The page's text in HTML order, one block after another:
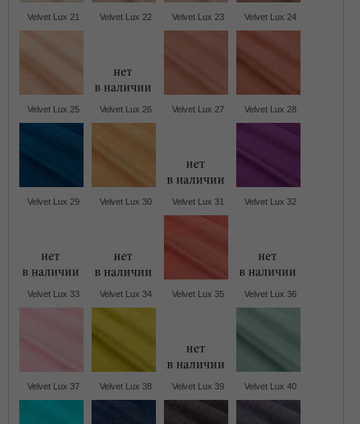
Velvet Lux 21 Velvet Lux 22 Velvet Lux 23 Velvet Lux 24
Velvet Lux 25 Velvet Lux 26 Velvet Lux 27 Velvet Lux 28
Velvet Lux 29 Velvet Lux 30 Velvet Lux 31 Velvet Lux 32
Velvet Lux 33 Velvet Lux 34 Velvet Lux 35 Velvet Lux 36
Velvet Lux 37 Velvet Lux 38 Velvet Lux 39 Velvet Lux 40